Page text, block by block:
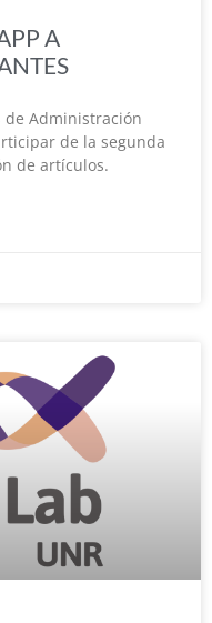
A
de Administración
de la segunda
de artículos.